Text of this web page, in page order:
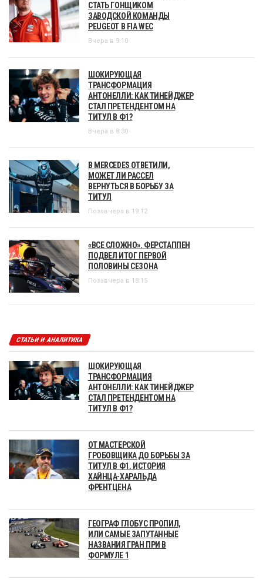
СТАТЬ ГОНЩИКОМ
ЗАВОДСКОЙ КОМАНДЫ
PEUGEOT В FIA WEC
Вчера в 9:10
ШОКИРУЮЩАЯ
ТРАНСФОРМАЦИЯ
АНТОНЕЛЛИ: КАК ТИНЕЙДЖЕР
СТАЛ ПРЕТЕНДЕНТОМ НА
ТИТУЛ В Ф1?
Вчера в 8:30
В MERCEDES ОТВЕТИЛИ,
МОЖЕТ ЛИ РАССЕЛ
ВЕРНУТЬСЯ В БОРЬБУ ЗА
ТИТУЛ
Позавчера в 19:12
«ВСЕ СЛОЖНО». ФЕРСТАППЕН
ПОДВЕЛ ИТОГ ПЕРВОЙ
ПОЛОВИНЫ СЕЗОНА
Позавчера в 18:15
СТАТЬИ И АНАЛИТИКА
ШОКИРУЮЩАЯ
ТРАНСФОРМАЦИЯ
АНТОНЕЛЛИ: КАК ТИНЕЙДЖЕР
СТАЛ ПРЕТЕНДЕНТОМ НА
ТИТУЛ В Ф1?
ОТ МАСТЕРСКОЙ
ГРОБОВЩИКА ДО БОРЬБЫ ЗА
ТИТУЛ В Ф1. ИСТОРИЯ
ХАЙНЦА-ХАРАЛЬДА
ФРЕНТЦЕНА
ГЕОГРАФ ГЛОБУС ПРОПИЛ,
ИЛИ САМЫЕ ЗАПУТАННЫЕ
НАЗВАНИЯ ГРАН ПРИ В
ФОРМУЛЕ 1